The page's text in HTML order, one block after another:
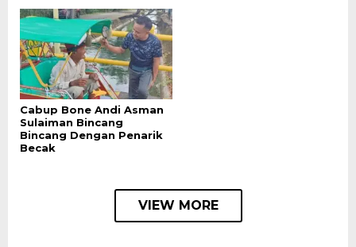
Cabup Bone Andi Asman
Sulaiman Bincang
Bincang Dengan Penarik
Becak
VIEW MORE